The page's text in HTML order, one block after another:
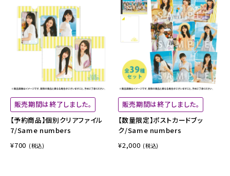
販売期間は終了しました。
【予約商品】個別クリアファイル
7/Same numbers
¥700 (税込)
販売期間は終了しました。
【数量限定】ポストカードブッ
ク/Same numbers
¥2,000 (税込)